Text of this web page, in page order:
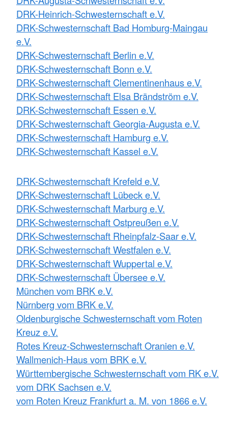
DRK-Heinrich-Schwesternschaft e.V.
DRK-Schwesternschaft Bad Homburg-Maingau
e.V.
DRK-Schwesternschaft Berlin e.V.
DRK-Schwesternschaft Bonn e.V.
DRK-Schwesternschaft Clementinenhaus e.V.
DRK-Schwesternschaft Elsa Brändström e.V.
DRK-Schwesternschaft Essen e.V.
DRK-Schwesternschaft Georgia-Augusta e.V.
DRK-Schwesternschaft Hamburg e.V.
DRK-Schwesternschaft Kassel e.V.
DRK-Schwesternschaft Krefeld e.V.
DRK-Schwesternschaft Lübeck e.V.
DRK-Schwesternschaft Marburg e.V.
DRK-Schwesternschaft Ostpreußen e.V.
DRK-Schwesternschaft Rheinpfalz-Saar e.V.
DRK-Schwesternschaft Westfalen e.V.
DRK-Schwesternschaft Wuppertal e.V.
DRK-Schwesternschaft Übersee e.V.
München vom BRK e.V.
Nürnberg vom BRK e.V.
Oldenburgische Schwesternschaft vom Roten
Kreuz e.V.
Rotes Kreuz-Schwesternschaft Oranien e.V.
Wallmenich-Haus vom BRK e.V.
Württembergische Schwesternschaft vom RK e.V.
vom DRK Sachsen e.V.
vom Roten Kreuz Frankfurt a. M. von 1866 e.V.